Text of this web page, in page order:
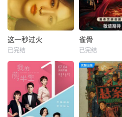
这一秒过火
已完结
雀骨
已完结